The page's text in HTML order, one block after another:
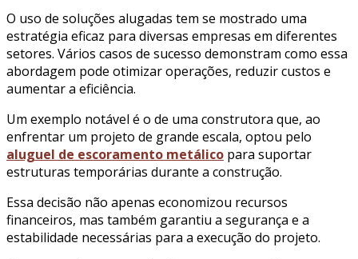
O uso de soluções alugadas tem se mostrado uma
estratégia eficaz para diversas empresas em diferentes
setores. Vários casos de sucesso demonstram como essa
abordagem pode otimizar operações, reduzir custos e
aumentar a eficiência.
Um exemplo notável é o de uma construtora que, ao
enfrentar um projeto de grande escala, optou pelo
aluguel de escoramento metálico para suportar
estruturas temporárias durante a construção.
Essa decisão não apenas economizou recursos
financeiros, mas também garantiu a segurança e a
estabilidade necessárias para a execução do projeto.